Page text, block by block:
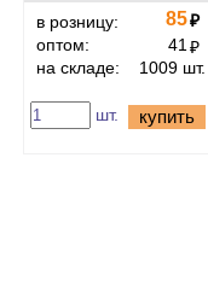
в розницу: 85₽
оптом:
41 ₽
на складе:
1009 шт.
шт. купить